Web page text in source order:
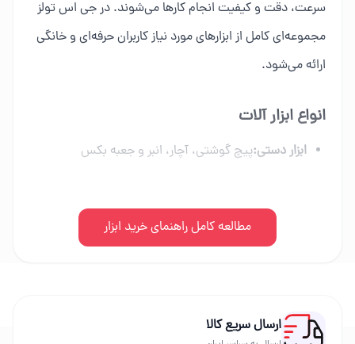
سرعت، دقت و کیفیت انجام کارها می‌شوند. در جی اس تولز
مجموعه‌ای کامل از ابزارهای مورد نیاز کاربران حرفه‌ای و خانگی
ارائه می‌شود.
انواع ابزار آلات
ابزار دستی:پیچ گوشتی، آچار، انبر و جعبه بکس
کمپرسور، میخکوب و تجهیزات پنوماتیک
راهنمای خرید ابزار
مطالعه کامل راهنمای خرید ابزار
ارسال سریع کالا